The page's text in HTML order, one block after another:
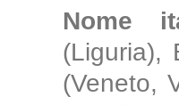
Nome
(Liguria),
(Veneto,